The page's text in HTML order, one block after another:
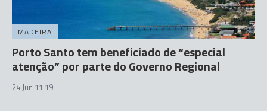
MADEIRA
Porto Santo tem beneficiado de “especial
atenção” por parte do Governo Regional
24 Jun 11:19